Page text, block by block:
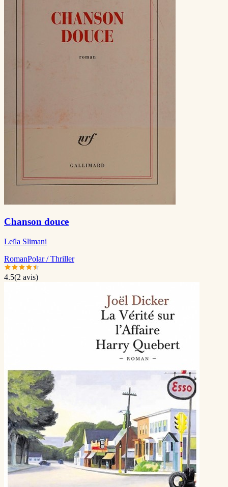
Chanson douce
Leïla Slimani
RomanPolar / Thriller
4.5(2 avis)